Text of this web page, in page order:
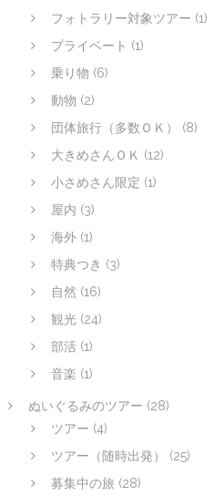
フォトラリー対象ツアー (1)
プライベート (1)
乗り物 (6)
動物 (2)
団体旅行（多数ＯＫ）
(8)
大きめさんＯＫ (12)
小さめさん限定 (1)
屋内 (3)
海外 (1)
特典つき (3)
自然 (16)
観光 (24)
部活 (1)
音楽 (1)
ぬいぐるみのツアー (28)
ツアー (4)
ツアー（随時出発）
(25)
募集中の旅 (28)